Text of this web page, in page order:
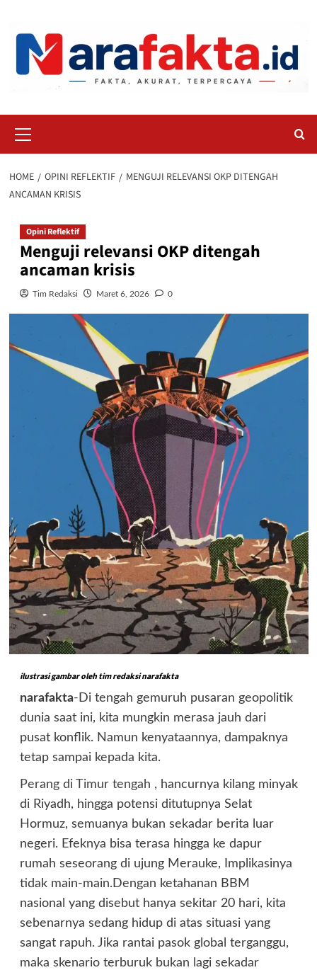
content
Menu
HOME OPINI REFLEKTIF
MENGUJI RELEVANSI OKP DITENGAH
ANCAMAN KRISIS
Opini Reflektif
Menguji relevansi OKP ditengah
ancaman krisis
Tim Redaksi Maret 6, 2026 0
ilustrasi gambar oleh tim redaksi narafakta
narafakta-Di tengah gemuruh pusaran geopolitik
dunia saat ini, kita mungkin merasa jauh dari
pusat konflik. Namun kenyataannya, dampaknya
tetap sampai kepada kita.
Perang di Timur tengah , hancurnya kilang minyak
di Riyadh, hingga potensi ditutupnya Selat
Hormuz, semuanya bukan sekadar berita luar
negeri. Efeknya bisa terasa hingga ke dapur
rumah seseorang di ujung Merauke, Implikasinya
tidak main-main.Dengan ketahanan BBM
nasional yang disebut hanya sekitar 20 hari, kita
sebenarnya sedang hidup di atas situasi yang
sangat rapuh. Jika rantai pasok global terganggu,
maka skenario terburuk bukan lagi sekadar